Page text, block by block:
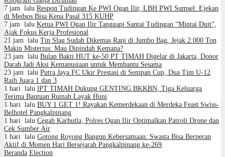
7 jam lalu Respon Tudingan Ke PWI Ogan Ilir, LBH PWI Sumsel: Ejekan
di Medsos Bisa Kena Pasal 315 KUHP
7 jam lalu Ketua PWI Ogan Ilir Tanggapi Santai Tudingan “Mintai Duit”,
Ajak Fokus Kerja Profesional
21 jam lalu Tin Slag Sudah Dikemas Rapi di Jumbo Bag, Jejak 2.000 Ton
Makin Misterius: Mau Dipindah Kemana?
23 jam lalu Bulan Bakti HUT ke-50 PT TIMAH Digelar di Jakarta, Donor
Darah Jadi Aksi Kemanusiaan untuk Membantu Sesama
23 jam lalu Putra Jaya FC Ukir Prestasi di Sempan Cup, Dua Tim U-12
Raih Juara 1 dan 3
1 hari lalu lPT TIMAH Dukung GENTING BKKBN, Tiga Keluarga
Terima Bantuan Rumah Layak Huni
1 hari lalu BUY 1 GET 1! Rayakan Kemerdekaan di Merdeka Feast Swiss-
Belhotel Pangkalpinang
1 hari lalu Cegah Karhutla, Polres Ogan Ilir Optimalkan Patroli Drone dan
Cek Sumber Air
1 hari lalu Gotong Royong Bangun Kebersamaan: Swasta Bisa Berperan
Aktif di Momen Hari Bersejarah Pangkalpinang ke-269
Beranda Election